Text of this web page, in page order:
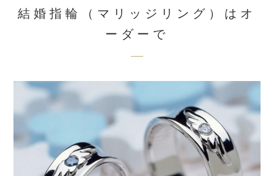
結婚指輪（マリッジリング）はオ
ーダーで